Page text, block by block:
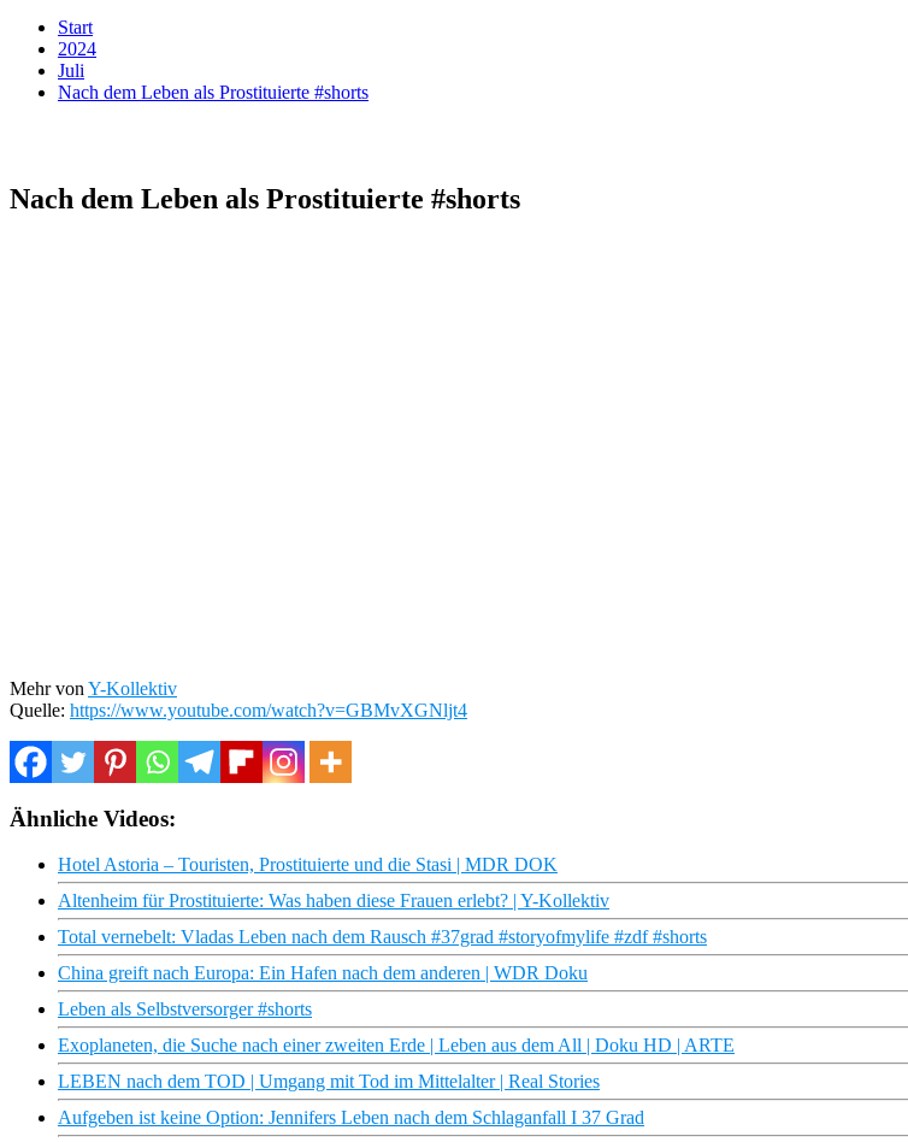
Start
2024
Juli
Nach dem Leben als Prostituierte #shorts
Nach dem Leben als Prostituierte #shorts
Mehr von Y-Kollektiv
Quelle: https://www.youtube.com/watch?v=GBMvXGNljt4
Ähnliche Videos:
Hotel Astoria – Touristen, Prostituierte und die Stasi | MDR DOK
Altenheim für Prostituierte: Was haben diese Frauen erlebt? | Y-Kollektiv
Total vernebelt: Vladas Leben nach dem Rausch #37grad #storyofmylife #zdf #shorts
China greift nach Europa: Ein Hafen nach dem anderen | WDR Doku
Leben als Selbstversorger #shorts
Exoplaneten, die Suche nach einer zweiten Erde | Leben aus dem All | Doku HD | ARTE
LEBEN nach dem TOD | Umgang mit Tod im Mittelalter | Real Stories
Aufgeben ist keine Option: Jennifers Leben nach dem Schlaganfall I 37 Grad